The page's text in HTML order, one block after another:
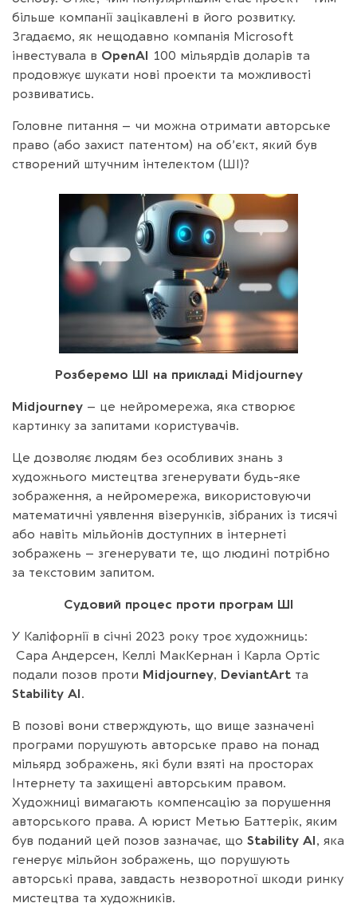
більше компанії зацікавлені в його розвитку.
Згадаємо, як нещодавно компанія Microsoft
інвестувала в OpenAI 100 мільярдів доларів та
продовжує шукати нові проекти та можливості
розвиватись.
Головне питання – чи можна отримати авторське
право (або захист патентом) на об’єкт, який був
створений штучним інтелектом (ШІ)?
Розберемо ШІ на прикладі Midjourney
Midjourney – це нейромережа, яка створює
картинку за запитами користувачів.
Це дозволяє людям без особливих знань з
художнього мистецтва згенерувати будь-яке
зображення, а нейромережа, використовуючи
математичні уявлення візерунків, зібраних із тисячі
або навіть мільйонів доступних в інтернеті
зображень – згенерувати те, що людині потрібно
за текстовим запитом.
Судовий процес проти програм ШІ
У Каліфорнії в січні 2023 року троє художниць:
Сара Андерсен, Келлі МакКернан і Карла Ортіс
подали позов проти Midjourney, DeviantArt та
Stability AI.
В позові вони стверждують, що вище зазначені
програми порушують авторське право на понад
мільярд зображень, які були взяті на просторах
Інтернету та захищені авторським правом.
Художниці вимагають компенсацію за порушення
авторського права. А юрист Метью Баттерік, яким
був поданий цей позов зазначає, що Stability AI, яка
генерує мільйон зображень, що порушують
авторські права, завдасть незворотної шкоди ринку
мистецтва та художників.